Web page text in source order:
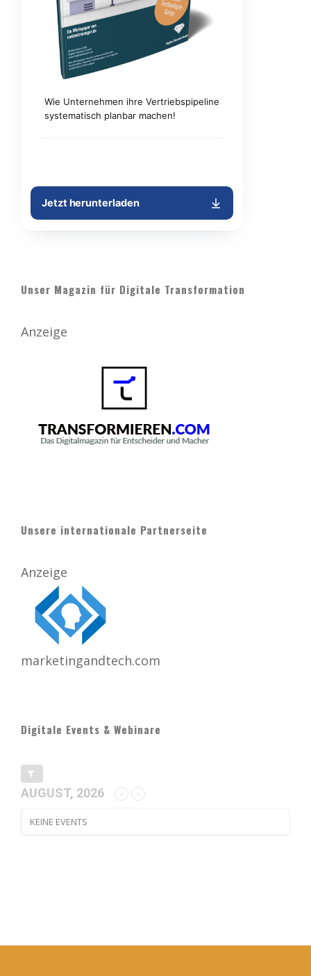
Unser Magazin für Digitale Transformation
Anzeige
Unsere internationale Partnerseite
Anzeige
marketingandtech.com
Digitale Events & Webinare
AUGUST, 2026
KEINE EVENTS